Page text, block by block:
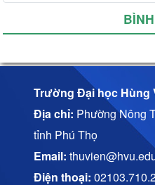
Trường Đại học Hùng
Địa chỉ: Phường Nông
tỉnh Phú Thọ
Email:
Điện thoại: